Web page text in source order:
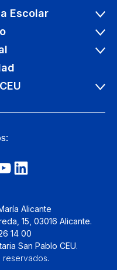
Escolar
Alicante
15, 03016 Alicante.
14 00
San Pablo CEU.
reservados.